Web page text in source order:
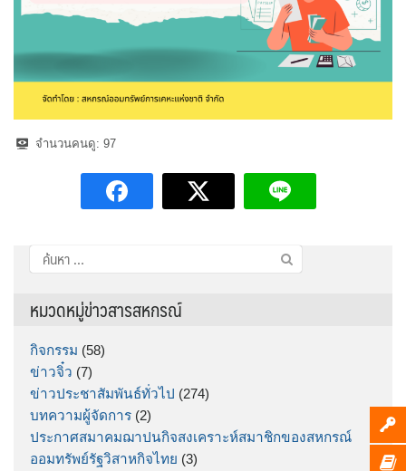
จำนวนคนดู: 97
ค้นหา
สำหรับ:
หมวดหมู่ข่าวสารสหกรณ์
กิจกรรม (58)
ข่าวจิ๋ว (7)
ข่าวประชาสัมพันธ์ทั่วไป (274)
บทความผู้จัดการ (2)
ประกาศสมาคมฌาปนกิจสงเคราะห์สมาชิกของสหกรณ์
ออมทรัพย์รัฐวิสาหกิจไทย (3)